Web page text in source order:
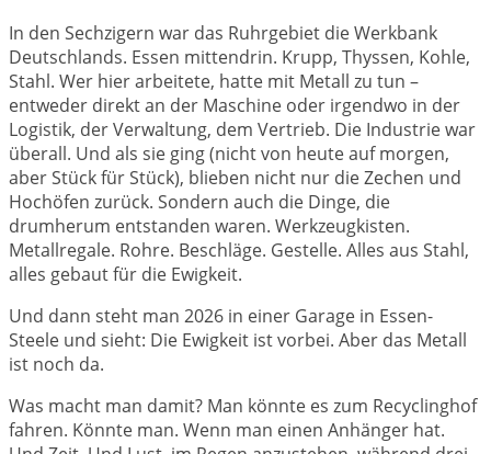
In den Sechzigern war das Ruhrgebiet die Werkbank
Deutschlands. Essen mittendrin. Krupp, Thyssen, Kohle,
Stahl. Wer hier arbeitete, hatte mit Metall zu tun –
entweder direkt an der Maschine oder irgendwo in der
Logistik, der Verwaltung, dem Vertrieb. Die Industrie war
überall. Und als sie ging (nicht von heute auf morgen,
aber Stück für Stück), blieben nicht nur die Zechen und
Hochöfen zurück. Sondern auch die Dinge, die
drumherum entstanden waren. Werkzeugkisten.
Metallregale. Rohre. Beschläge. Gestelle. Alles aus Stahl,
alles gebaut für die Ewigkeit.
Und dann steht man 2026 in einer Garage in Essen-
Steele und sieht: Die Ewigkeit ist vorbei. Aber das Metall
ist noch da.
Was macht man damit? Man könnte es zum Recyclinghof
fahren. Könnte man. Wenn man einen Anhänger hat.